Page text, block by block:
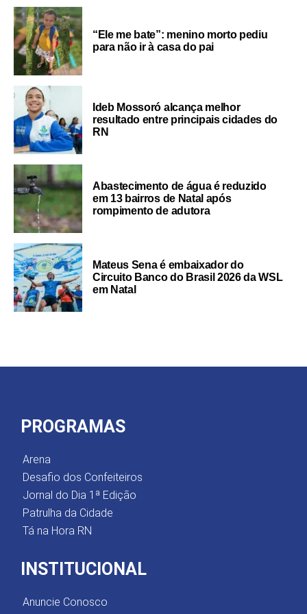
“Ele me bate”: menino morto pediu
para não ir à casa do pai
Ideb Mossoró alcança melhor
resultado entre principais cidades do
RN
Abastecimento de água é reduzido
em 13 bairros de Natal após
rompimento de adutora
Mateus Sena é embaixador do
Circuito Banco do Brasil 2026 da WSL
em Natal
PROGRAMAS
Arena
Desafio dos Confeiteiros
Jornal do Dia 1ª Edição
Patrulha da Cidade
Tá na Hora RN
INSTITUCIONAL
Anuncie Conosco